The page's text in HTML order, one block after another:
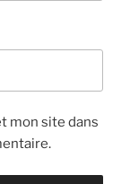
mon site dans